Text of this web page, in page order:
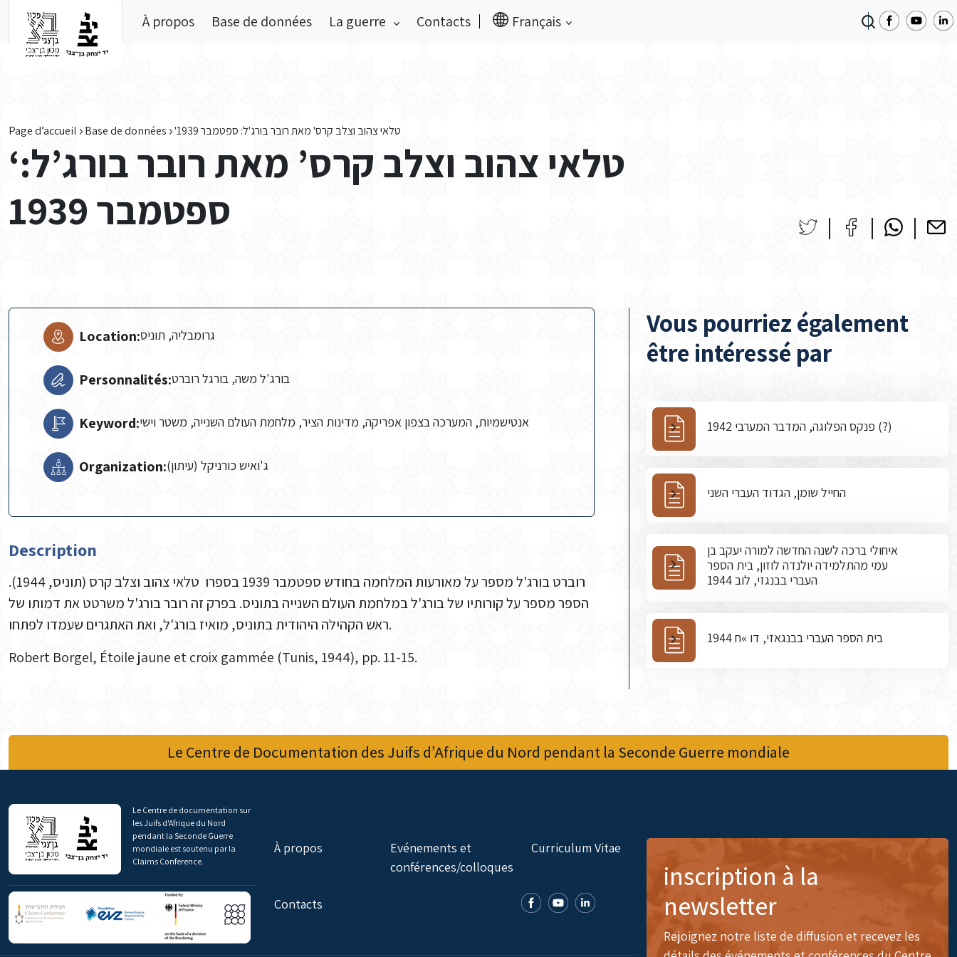
À propos Base de données La guerre Contacts Français
Page d’accueil Base de données 'טלאי צהוב וצלב קרס' מאת רובר בורג'ל: ספטמבר 1939
‘טלאי צהוב וצלב קרס’ מאת רובר בורג’ל:
ספטמבר 1939
Location:גרומבליה, תוניס
Personnalités:בורג'ל משה, בורגל רוברט
Keyword:אנטישמיות, המערכה בצפון אפריקה, מדינות הציר, מלחמת העולם השנייה, משטר וישי
Organization:ג'ואיש כורניקל (עיתון)
Description
רוברט בורג'ל מספר על מאורעות המלחמה בחודש ספטמבר 1939 בספרו טלאי צהוב וצלב קרס (תוניס, 1944).
הספר מספר על קורותיו של בורג'ל במלחמת העולם השנייה בתוניס. בפרק זה רובר בורג'ל משרטט את דמותו של
ראש הקהילה היהודית בתוניס, מואיז בורג'ל, ואת האתגרים שעמדו לפתחו.
Robert Borgel, Étoile jaune et croix gammée (Tunis, 1944), pp. 11-15.
Vous pourriez également
être intéressé par
פנקס הפלוגה, המדבר המערבי 1942 (?)
החייל שומן, הגדוד העברי השני
איחולי ברכה לשנה החדשה למורה יעקב בן
עמי מהתלמידה יולנדה לוזון, בית הספר
העברי בבנגזי, לוב 1944
בית הספר העברי בבנגאזי, דו »ח 1944
Le Centre de Documentation des Juifs d’Afrique du Nord pendant la Seconde Guerre mondiale
Le Centre de documentation sur
les Juifs d'Afrique du Nord
pendant la Seconde Guerre
mondiale est soutenu par la
Claims Conference.
À propos
Evénements et
conférences/colloques
Curriculum Vitae
Contacts
inscription à la
newsletter
Rejoignez notre liste de diffusion et recevez les